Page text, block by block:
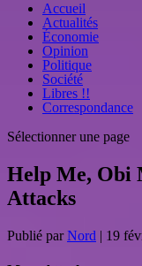
Accueil
Actualités
Économie
Opinion
Politique
Société
Libres !!
Correspondance
Sélectionner une page
Help Me, Obi
Attacks
Publié parNord | 19